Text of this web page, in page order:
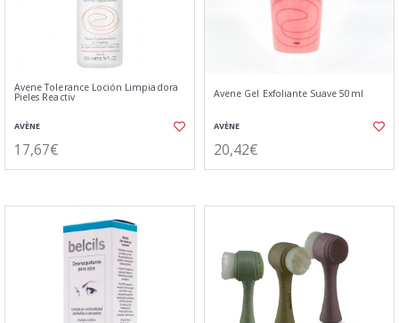
Avene Tolerance Loción Limpiadora
Pieles Reactiv
AVÈNE
17,67€
Avene Gel Exfoliante Suave 50ml
AVÈNE
20,42€